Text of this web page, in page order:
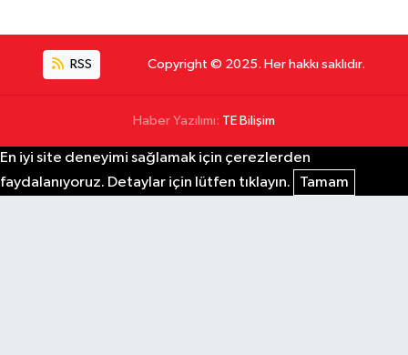
RSS Copyright © 2025. Her hakkı saklıdır.
Haber Yazılımı: TE Bilişim
En iyi site deneyimi sağlamak için çerezlerden
faydalanıyoruz. Detaylar için lütfen tıklayın.
Tamam